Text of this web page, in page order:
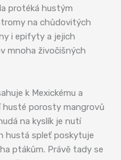
protéká hustým
na chůdovitých
i epifyty a jejich
mnoha živočišných
k Mexickému a
husté porosty mangrovů
na kyslík je nutí
hustá spleť poskytuje
ptákům. Právě tady se